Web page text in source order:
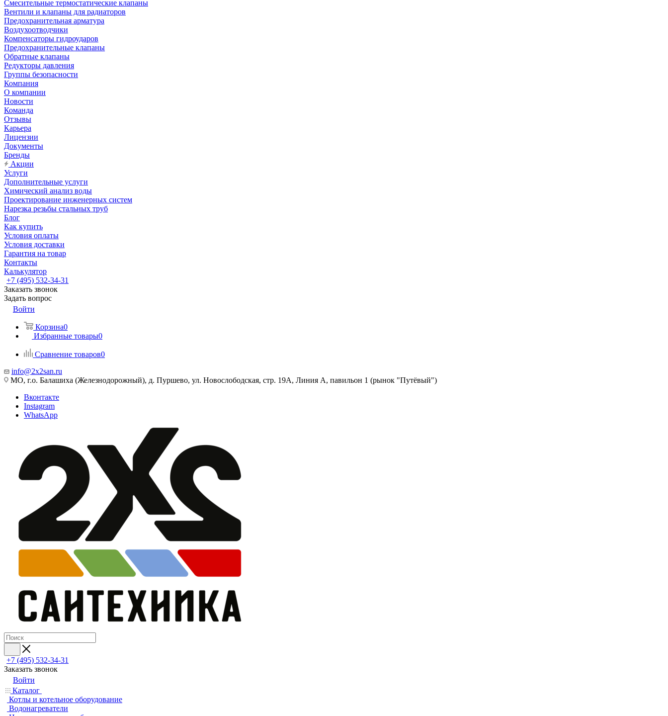
Смесительные термостатические клапаны
Вентили и клапаны для радиаторов
Предохранительная арматура
Воздухоотводчики
Компенсаторы гидроударов
Предохранительные клапаны
Обратные клапаны
Редукторы давления
Группы безопасности
Компания
О компании
Новости
Команда
Отзывы
Карьера
Лицензии
Документы
Бренды
Акции
Услуги
Дополнительные услуги
Химический анализ воды
Проектирование инженерных систем
Нарезка резьбы стальных труб
Блог
Как купить
Условия оплаты
Условия доставки
Гарантия на товар
Контакты
Калькулятор
+7 (495) 532‑34‑31
Заказать звонок
Задать вопрос
Войти
Корзина0
Избранные товары0
Сравнение товаров0
info@2x2san.ru
МО, г.о. Балашиха (Железнодорожный), д. Пуршево, ул. Новослободская, стр. 19А, Линия А, павильон 1 (рынок "Путёвый")
Вконтакте
Instagram
WhatsApp
+7 (495) 532‑34‑31
Заказать звонок
Войти
Каталог
Котлы и котельное оборудование
Водонагреватели